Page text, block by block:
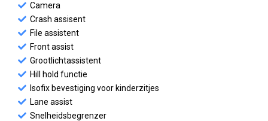
Camera
Crash assisent
File assistent
Front assist
Grootlichtassistent
Hill hold functie
Isofix bevestiging voor kinderzitjes
Lane assist
Snelheidsbegrenzer